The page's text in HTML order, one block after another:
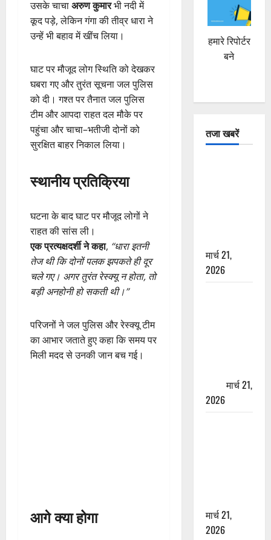
उसके चाचाअरुण कुमारभी नदी में
कूद पड़े, लेकिन गंगा की तीव्र धारा ने
उन्हें भी बहाव में खींच लिया।
घाट पर मौजूद लोग स्थिति को देखकर
घबरा गए और तुरंत सूचना जल पुलिस
को दी। गश्त पर तैनात जल पुलिस
टीम और आपदा राहत दल मौके पर
पहुंचा और चाचा–भतीजी दोनों को
सुरक्षित बाहर निकाल लिया।
स्थानीय प्रतिक्रिया
घटना के बाद घाट पर मौजूद लोगों ने
राहत की सांस ली।
एक प्रत्यक्षदर्शी ने कहा, “धारा इतनी
तेज थी कि दोनों पलक झपकते ही दूर
चले गए। अगर तुरंत रेस्क्यू न होता, तो
बड़ी अनहोनी हो सकती थी।”
परिजनों ने जल पुलिस और रेस्क्यू टीम
का आभार जताते हुए कहा कि समय पर
मिली मदद से उनकी जान बच गई।
आगे क्या होगा
हमारे रिपोर्टर
बने
तजा खबरें
मार्च 21,
2026
मार्च 21,
2026
मार्च 21,
2026